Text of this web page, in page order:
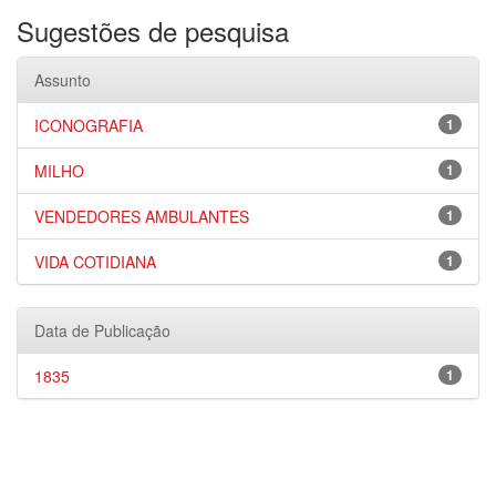
Sugestões de pesquisa
Assunto
1
ICONOGRAFIA
1
MILHO
1
VENDEDORES AMBULANTES
1
VIDA COTIDIANA
Data de Publicação
1
1835